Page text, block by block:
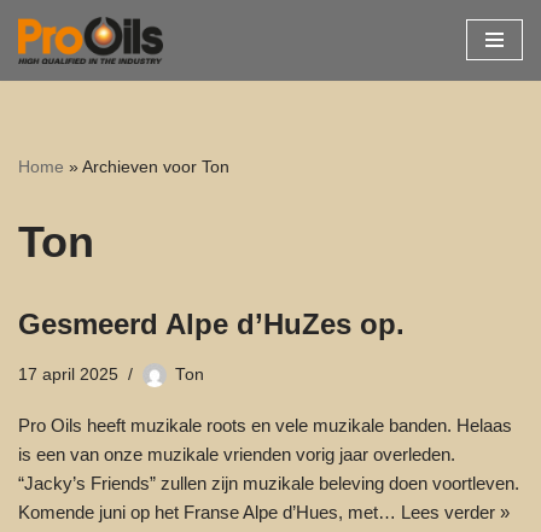
Ga
Home »Archieven voor Ton
Ton
Gesmeerd Alpe d’HuZes op.
17 april 2025 Ton
Pro Oils heeft muzikale roots en vele muzikale banden. Helaas
is een van onze muzikale vrienden vorig jaar overleden.
“Jacky’s Friends” zullen zijn muzikale beleving doen voortleven.
Komende juni op het Franse Alpe d’Hues, met… Lees verder »